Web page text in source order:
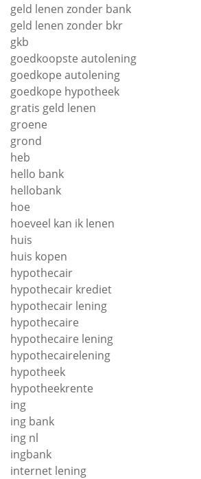
geld lenen zonder bank
geld lenen zonder bkr
gkb
goedkoopste autolening
goedkope autolening
goedkope hypotheek
gratis geld lenen
groene
grond
heb
hello bank
hellobank
hoe
hoeveel kan ik lenen
huis
huis kopen
hypothecair
hypothecair krediet
hypothecair lening
hypothecaire
hypothecaire lening
hypothecairelening
hypotheek
hypotheekrente
ing
ing bank
ing nl
ingbank
internet lening